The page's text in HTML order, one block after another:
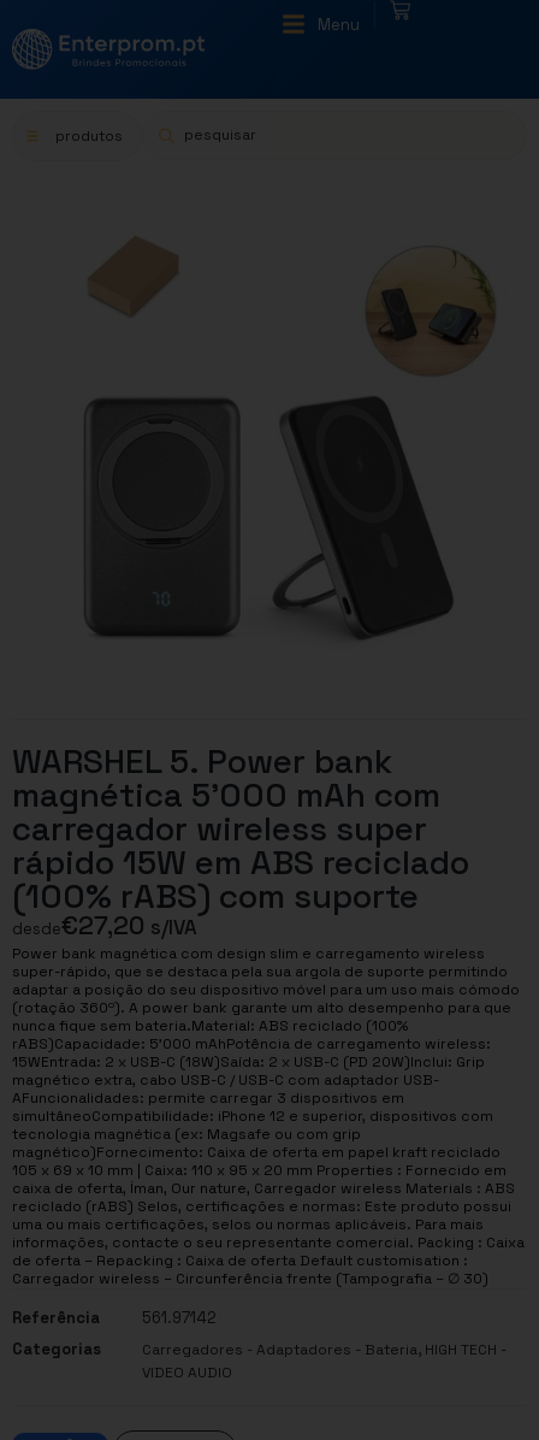
Menu
produtos
WARSHEL 5. Power bank
magnética 5’000 mAh com
carregador wireless super
rápido 15W em ABS reciclado
(100% rABS) com suporte
desde€27,20 s/IVA
Power bank magnética com design slim e carregamento wireless
super-rápido, que se destaca pela sua argola de suporte permitindo
adaptar a posição do seu dispositivo móvel para um uso mais cómodo
(rotação 360º). A power bank garante um alto desempenho para que
nunca fique sem bateria.Material: ABS reciclado (100%
rABS)Capacidade: 5’000 mAhPotência de carregamento wireless:
15WEntrada: 2 x USB-C (18W)Saída: 2 x USB-C (PD 20W)Inclui: Grip
magnético extra, cabo USB-C / USB-C com adaptador USB-
AFuncionalidades: permite carregar 3 dispositivos em
simultâneoCompatibilidade: iPhone 12 e superior, dispositivos com
tecnologia magnética (ex: Magsafe ou com grip
magnético)Fornecimento: Caixa de oferta em papel kraft reciclado
105 x 69 x 10 mm | Caixa: 110 x 95 x 20 mm Properties : Fornecido em
caixa de oferta, Íman, Our nature, Carregador wireless Materials : ABS
reciclado (rABS) Selos, certificações e normas: Este produto possui
uma ou mais certificações, selos ou normas aplicáveis. Para mais
informações, contacte o seu representante comercial. Packing : Caixa
de oferta – Repacking : Caixa de oferta Default customisation :
Carregador wireless – Circunferência frente (Tampografia – ∅ 30)
Referência
561.97142
Categorias
Carregadores - Adaptadores - Bateria, HIGH TECH -
VIDEO AUDIO